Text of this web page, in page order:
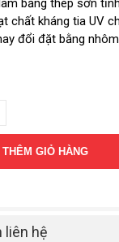
bằng thép sơn
chất kháng tia UV
đổi đặt bằng
THÊM GIỎ HÀNG
liên hệ